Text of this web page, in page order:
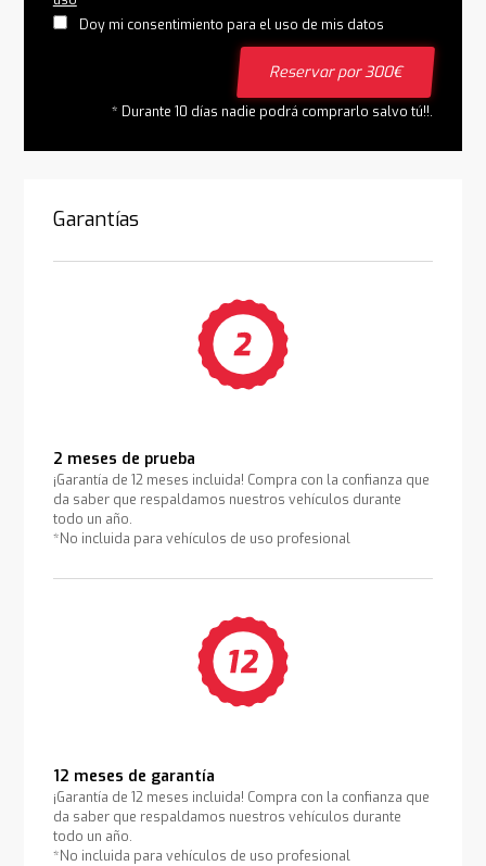
Doy mi consentimiento para el uso de mis datos
Reservar por 300€
* Durante 10 días nadie podrá comprarlo salvo tú!!.
Garantías
2 meses de prueba
¡Garantía de 12 meses incluida! Compra con la confianza que
da saber que respaldamos nuestros vehículos durante
todo un año.
*No incluida para vehículos de uso profesional
12 meses de garantía
¡Garantía de 12 meses incluida! Compra con la confianza que
da saber que respaldamos nuestros vehículos durante
todo un año.
*No incluida para vehículos de uso profesional